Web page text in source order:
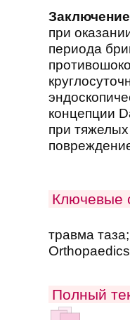
при
периода
концепции
при
Ключевые
травма
Полный